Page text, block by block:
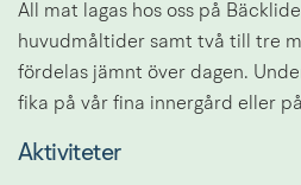
All mat lagas hos oss på
huvudmåltider samt två till tre
fördelas jämnt över dagen.
fika på vår fina innergård eller
Aktiviteter